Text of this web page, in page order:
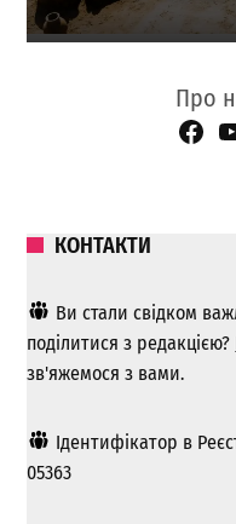
Про
КОНТАКТИ
Ви стали свідком
поділитися з редакцією?
зв'яжемося з вами.
Ідентифікатор в
05363